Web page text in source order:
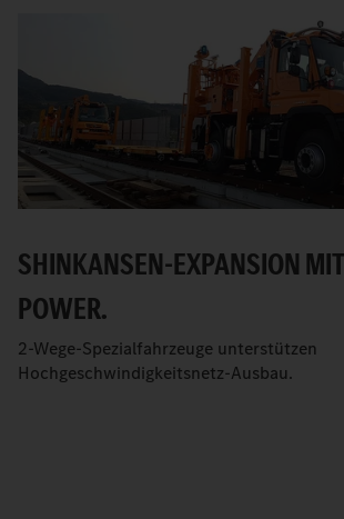
SHINKANSEN-EXPANSION
POWER.
2-Wege-Spezialfahrzeuge unterstützen
Hochgeschwindigkeitsnetz-Ausbau.